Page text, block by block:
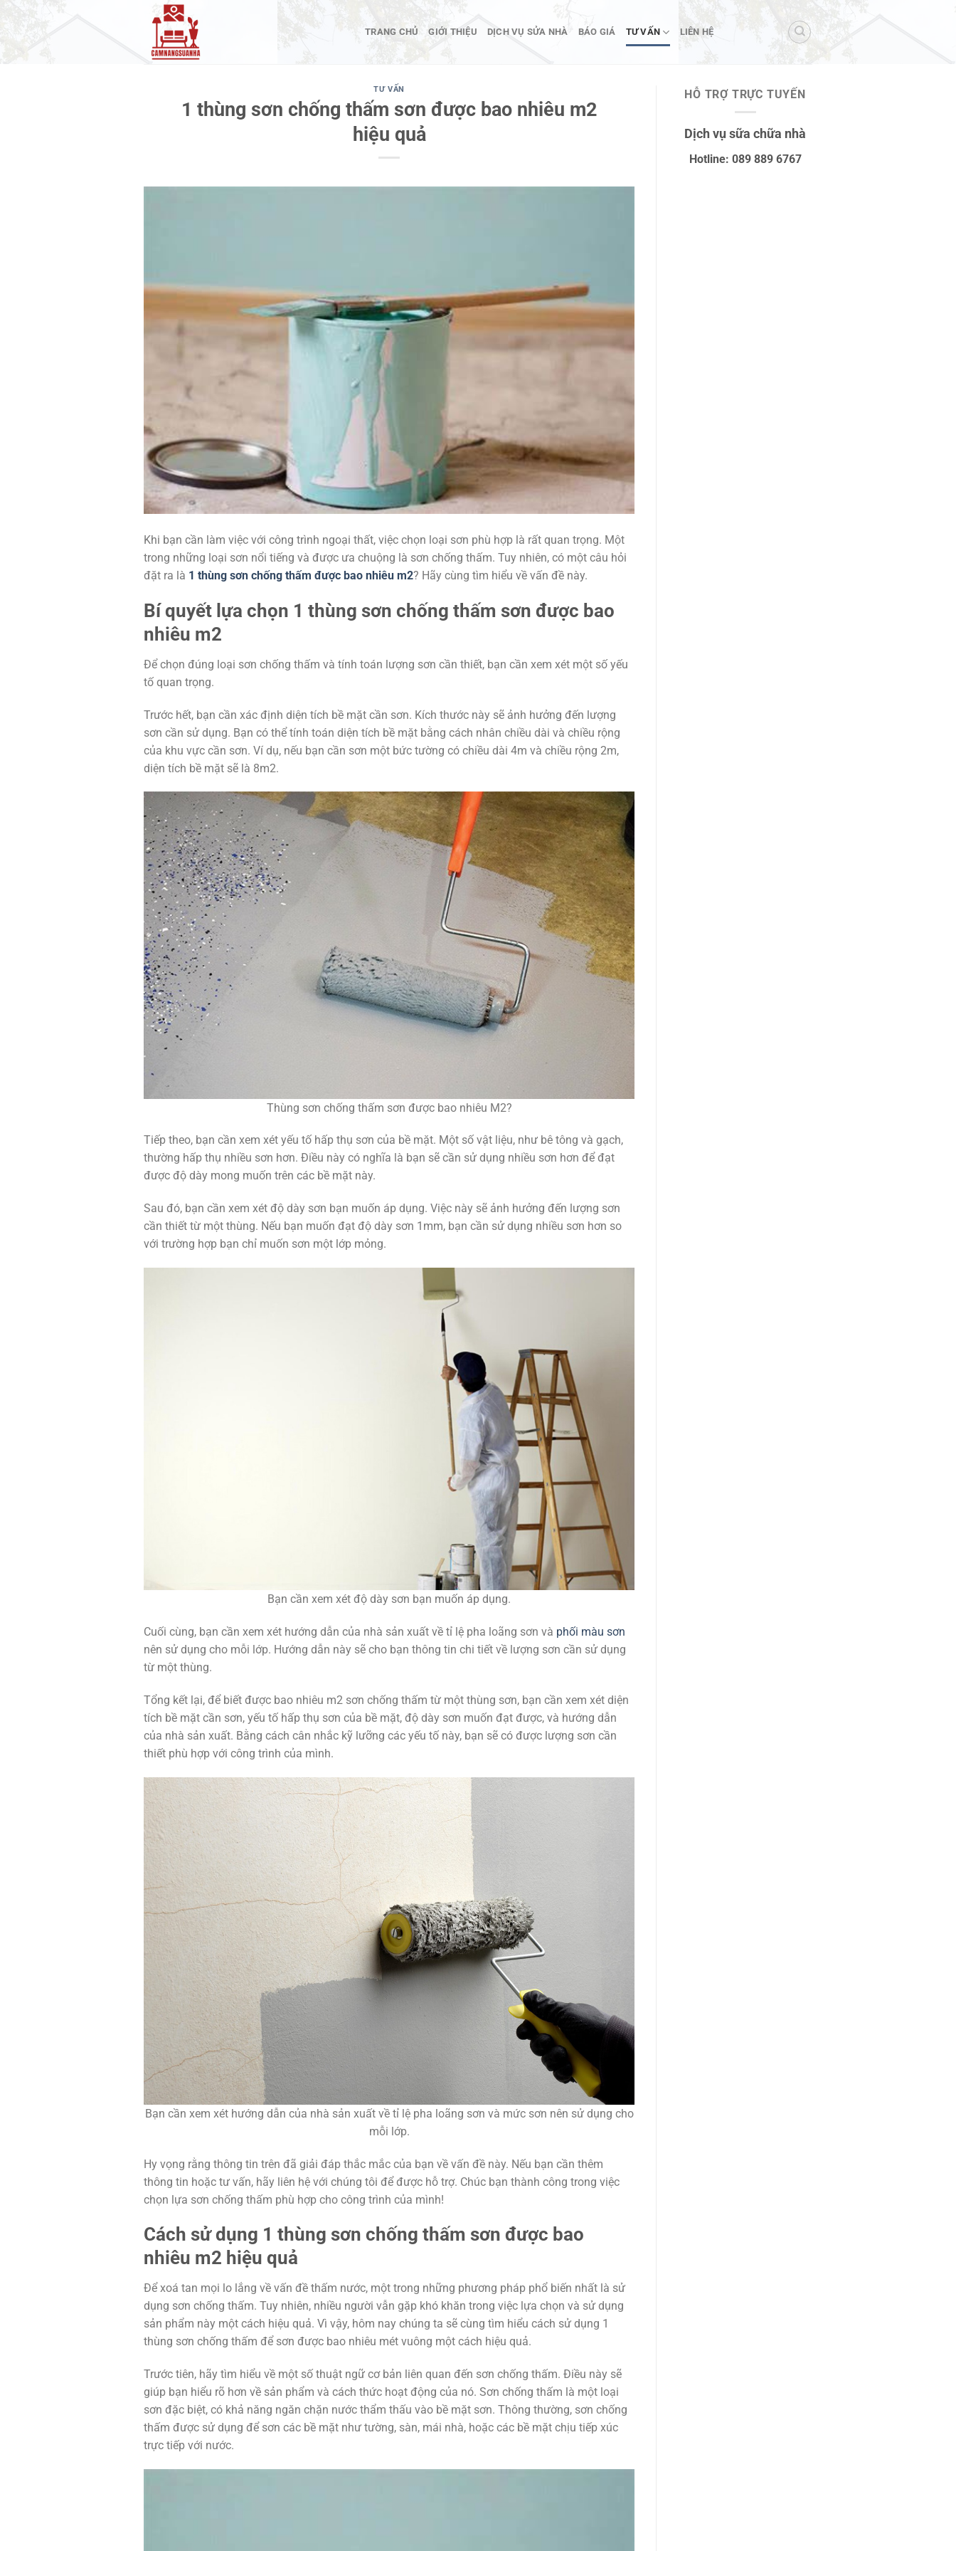
dung
TRANG CHỦ GIỚI THIỆU DỊCH VỤ SỬA NHÀ BÁO GIÁ TƯ VẤN LIÊN HỆ
TƯ VẤN
1 thùng sơn chống thấm sơn được bao nhiêu m2
hiệu quả
Khi bạn cần làm việc với công trình ngoại thất, việc chọn loại sơn phù hợp là rất quan trọng. Một
trong những loại sơn nổi tiếng và được ưa chuộng là sơn chống thấm. Tuy nhiên, có một câu hỏi
đặt ra là 1 thùng sơn chống thấm được bao nhiêu m2? Hãy cùng tìm hiểu về vấn đề này.
Bí quyết lựa chọn 1 thùng sơn chống thấm sơn được bao
nhiêu m2
Để chọn đúng loại sơn chống thấm và tính toán lượng sơn cần thiết, bạn cần xem xét một số yếu
tố quan trọng.
Trước hết, bạn cần xác định diện tích bề mặt cần sơn. Kích thước này sẽ ảnh hưởng đến lượng
sơn cần sử dụng. Bạn có thể tính toán diện tích bề mặt bằng cách nhân chiều dài và chiều rộng
của khu vực cần sơn. Ví dụ, nếu bạn cần sơn một bức tường có chiều dài 4m và chiều rộng 2m,
diện tích bề mặt sẽ là 8m2.
Thùng sơn chống thấm sơn được bao nhiêu M2?
Tiếp theo, bạn cần xem xét yếu tố hấp thụ sơn của bề mặt. Một số vật liệu, như bê tông và gạch,
thường hấp thụ nhiều sơn hơn. Điều này có nghĩa là bạn sẽ cần sử dụng nhiều sơn hơn để đạt
được độ dày mong muốn trên các bề mặt này.
Sau đó, bạn cần xem xét độ dày sơn bạn muốn áp dụng. Việc này sẽ ảnh hưởng đến lượng sơn
cần thiết từ một thùng. Nếu bạn muốn đạt độ dày sơn 1mm, bạn cần sử dụng nhiều sơn hơn so
với trường hợp bạn chỉ muốn sơn một lớp mỏng.
Bạn cần xem xét độ dày sơn bạn muốn áp dụng.
Cuối cùng, bạn cần xem xét hướng dẫn của nhà sản xuất về tỉ lệ pha loãng sơn và phối màu sơn
nên sử dụng cho mỗi lớp. Hướng dẫn này sẽ cho bạn thông tin chi tiết về lượng sơn cần sử dụng
từ một thùng.
Tổng kết lại, để biết được bao nhiêu m2 sơn chống thấm từ một thùng sơn, bạn cần xem xét diện
tích bề mặt cần sơn, yếu tố hấp thụ sơn của bề mặt, độ dày sơn muốn đạt được, và hướng dẫn
của nhà sản xuất. Bằng cách cân nhắc kỹ lưỡng các yếu tố này, bạn sẽ có được lượng sơn cần
thiết phù hợp với công trình của mình.
Bạn cần xem xét hướng dẫn của nhà sản xuất về tỉ lệ pha loãng sơn và mức sơn nên sử dụng cho
mỗi lớp.
Hy vọng rằng thông tin trên đã giải đáp thắc mắc của bạn về vấn đề này. Nếu bạn cần thêm
thông tin hoặc tư vấn, hãy liên hệ với chúng tôi để được hỗ trợ. Chúc bạn thành công trong việc
chọn lựa sơn chống thấm phù hợp cho công trình của mình!
Cách sử dụng 1 thùng sơn chống thấm sơn được bao
nhiêu m2 hiệu quả
Để xoá tan mọi lo lắng về vấn đề thấm nước, một trong những phương pháp phổ biến nhất là sử
dụng sơn chống thấm. Tuy nhiên, nhiều người vẫn gặp khó khăn trong việc lựa chọn và sử dụng
sản phẩm này một cách hiệu quả. Vì vậy, hôm nay chúng ta sẽ cùng tìm hiểu cách sử dụng 1
thùng sơn chống thấm để sơn được bao nhiêu mét vuông một cách hiệu quả.
Trước tiên, hãy tìm hiểu về một số thuật ngữ cơ bản liên quan đến sơn chống thấm. Điều này sẽ
giúp bạn hiểu rõ hơn về sản phẩm và cách thức hoạt động của nó. Sơn chống thấm là một loại
sơn đặc biệt, có khả năng ngăn chặn nước thẩm thấu vào bề mặt sơn. Thông thường, sơn chống
thấm được sử dụng để sơn các bề mặt như tường, sàn, mái nhà, hoặc các bề mặt chịu tiếp xúc
trực tiếp với nước.
HỖ TRỢ TRỰC TUYẾN
Dịch vụ sữa chữa nhà
Hotline: 089 889 6767